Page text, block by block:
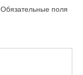
Обязательные поля